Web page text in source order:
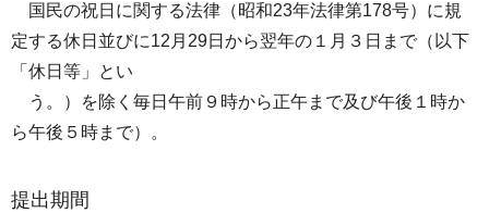
国民の祝日に関する法律（昭和23年法律第178号）に規
定する休日並びに12月29日から翌年の１月３日まで（以下
「休日等」とい
う。）を除く毎日午前９時から正午まで及び午後１時か
ら午後５時まで）。
提出期間